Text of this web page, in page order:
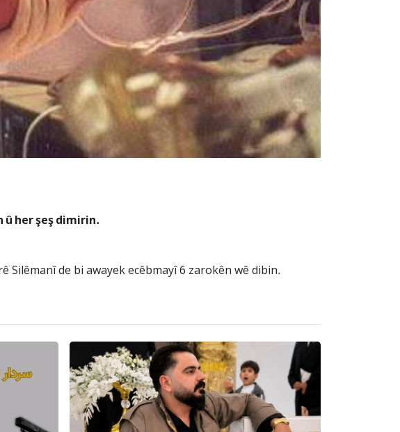
û her şeş dimirin.
Silêmanî de bi awayek ecêbmayî 6 zarokên wê dibin.